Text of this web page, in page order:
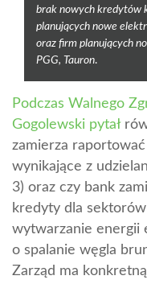
brak nowych kredytów
planujących nowe
oraz firm planujących
PGG, Tauron.
Podczas Walnego
Gogolewski pytał
zamierza
wynikające z
3) oraz czy bank
kredyty dla
wytwarzanie energii
o spalanie węgla
Zarząd ma